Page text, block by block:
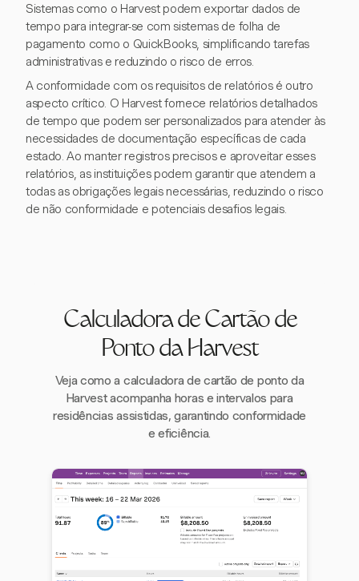
Sistemas como o Harvest podem exportar dados de
tempo para integrar-se com sistemas de folha de
pagamento como o QuickBooks, simplificando tarefas
administrativas e reduzindo o risco de erros.
A conformidade com os requisitos de relatórios é outro
aspecto crítico. O Harvest fornece relatórios detalhados
de tempo que podem ser personalizados para atender às
necessidades de documentação específicas de cada
estado. Ao manter registros precisos e aproveitar esses
relatórios, as instituições podem garantir que atendem a
todas as obrigações legais necessárias, reduzindo o risco
de não conformidade e potenciais desafios legais.
Calculadora de Cartão de
Ponto da Harvest
Veja como a calculadora de cartão de ponto da
Harvest acompanha horas e intervalos para
residências assistidas, garantindo conformidade
e eficiência.